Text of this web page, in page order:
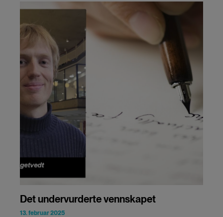
Det undervurderte vennskapet
13. februar 2025